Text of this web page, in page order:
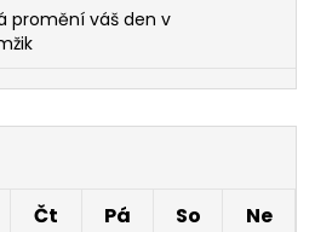
promění váš den v
Čt Pá So
Ne